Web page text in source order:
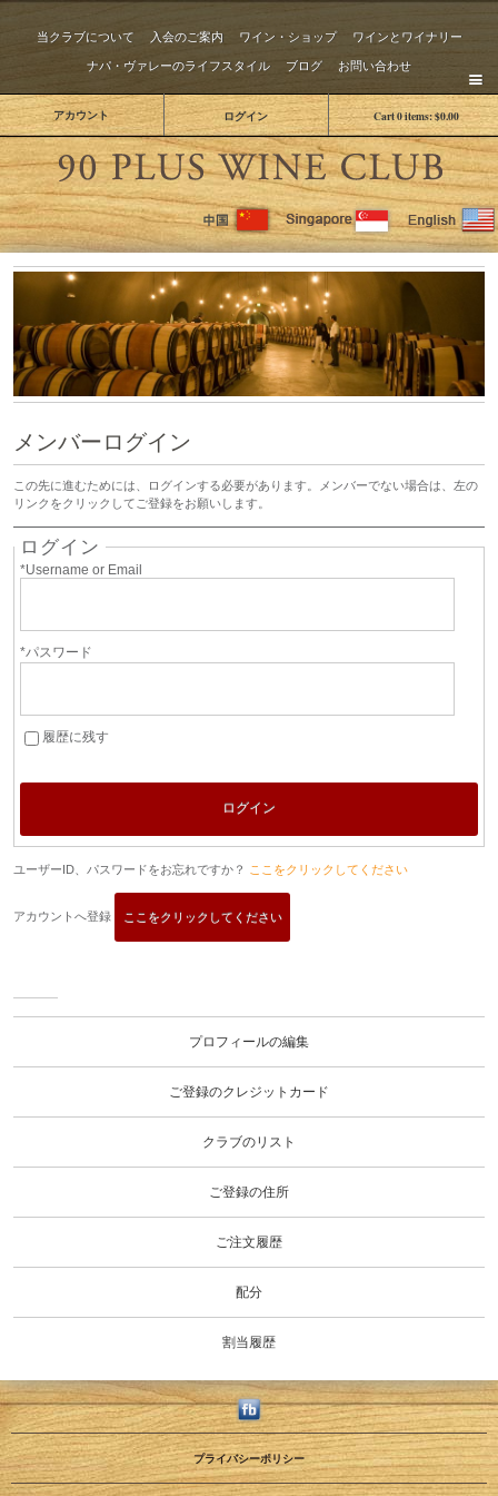
当クラブについて 入会のご案内 ワイン・ショップ
ワインとワイナリー
ナパ・ヴァレーのライフスタイル
ブログ お問い合わせ
Cart0items:$0.00
アカウント ログイン
The
メンバーログイン
この先に進むためには、ログインする必要があります。メンバーでない場合は、左の
リンクをクリックしてご登録をお願いします。
ログイン
*Username or Email
*パスワード
履歴に残す
ログイン
ユーザーID、パスワードをお忘れですか？ ここをクリックしてください
アカウントへ登録 ここをクリックしてください
メン
バー
プロフィールの編集
ご登録のクレジットカード
クラブのリスト
ご登録の住所
ご注文履歴
配分
割当履歴
プライバシーポリシー